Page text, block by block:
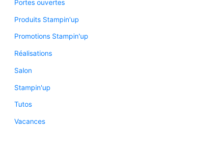
Portes ouvertes
Produits Stampin'up
Promotions Stampin'up
Réalisations
Salon
Stampin'up
Tutos
Vacances